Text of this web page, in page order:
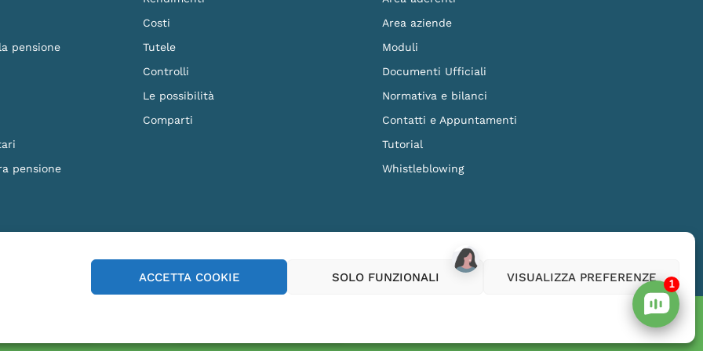
ACCETTA COOKIE SOLO FUNZIONALI VISUALIZZA PREFERENZE
pensione
pensione
Costi
Tutele
Controlli
Le possibilità
Comparti
Area aziende
Moduli
Documenti Ufficiali
Normativa e bilanci
Contatti e Appuntamenti
Tutorial
Whistleblowing
1